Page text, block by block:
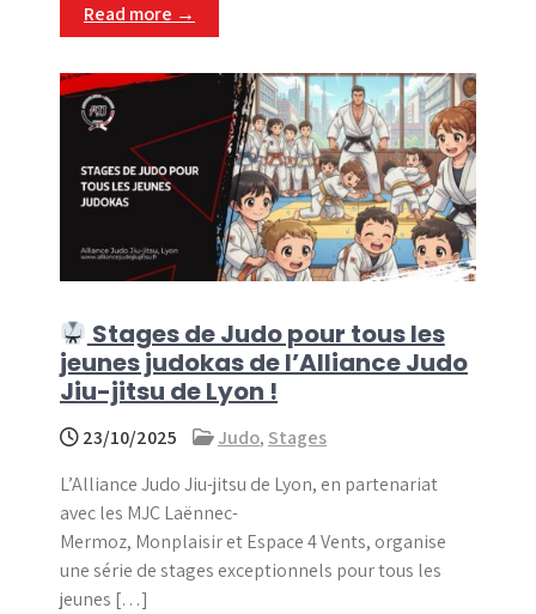
Read more →
Stages de Judo pour tous les
jeunes judokas de l’Alliance Judo
Jiu-jitsu de Lyon !
23/10/2025 Judo, Stages
L’Alliance Judo Jiu-jitsu de Lyon, en partenariat
avec les MJC Laënnec-
Mermoz, Monplaisir et Espace 4 Vents, organise
une série de stages exceptionnels pour tous les
jeunes […]